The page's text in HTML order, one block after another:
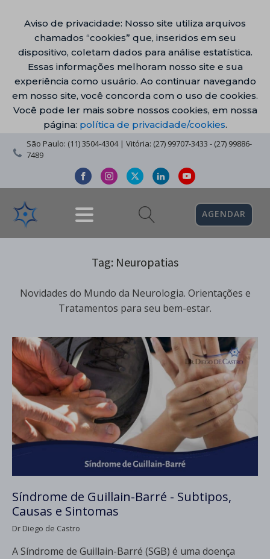
Aviso de privacidade: Nosso site utiliza arquivos
chamados “cookies” que, inseridos em seu
dispositivo, coletam dados para análise estatística.
Essas informações melhoram nosso site e sua
experiência como usuário. Ao continuar navegando
em nosso site, você concorda com o uso de cookies.
Você pode ler mais sobre nossos cookies, em nossa
página: política de privacidade/cookies.
São Paulo: (11) 3504-4304 | Vitória: (27) 99707-3433 - (27) 99886-
7489
AGENDAR
Tag: Neuropatias
Novidades do Mundo da Neurologia. Orientações e
Tratamentos para seu bem-estar.
Síndrome de Guillain-Barré - Subtipos,
Causas e Sintomas
Dr Diego de Castro
A Síndrome de Guillain-Barré (SGB) é uma doença